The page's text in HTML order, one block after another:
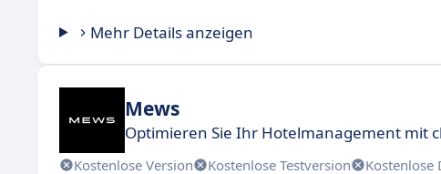
Mehr Details anzeigen
Mews
Optimieren Sie Ihr Hotelmanagement mit
Kostenlose Version Kostenlose Testversion Kostenlose